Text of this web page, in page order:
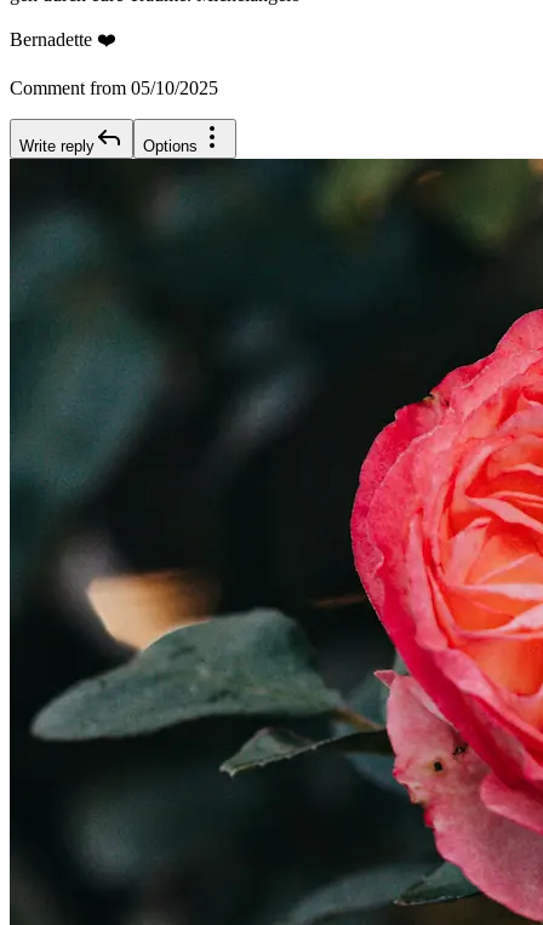
Bernadette ❤️
Comment from 05/10/2025
Write reply Options